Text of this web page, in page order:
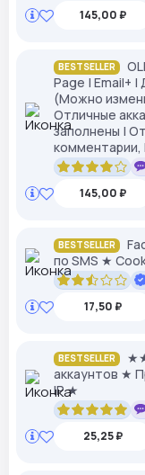
145,00 ₽
BESTSELLER
Page | Email+
(Можно
Отличные
заполнены |
комментарии,
145,00 ₽
BESTSELLER
по SMS ★
17,50 ₽
BESTSELLER
аккаунтов ★
IP ★
25,25 ₽